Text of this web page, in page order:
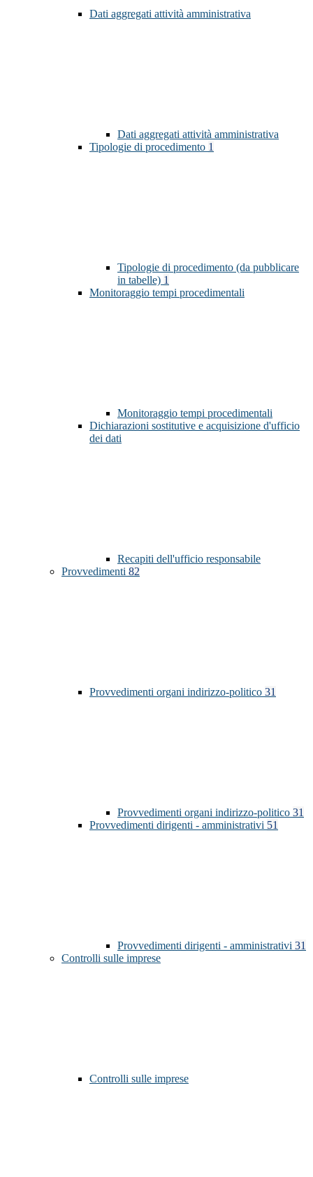
Dati aggregati attività amministrativa
Dati aggregati attività amministrativa
Tipologie di procedimento 1
Tipologie di procedimento (da pubblicare
in tabelle) 1
Monitoraggio tempi procedimentali
Monitoraggio tempi procedimentali
Dichiarazioni sostitutive e acquisizione d'ufficio
dei dati
Recapiti dell'ufficio responsabile
Provvedimenti 82
Provvedimenti organi indirizzo-politico 31
Provvedimenti organi indirizzo-politico 31
Provvedimenti dirigenti - amministrativi 51
Provvedimenti dirigenti - amministrativi 31
Controlli sulle imprese
Controlli sulle imprese